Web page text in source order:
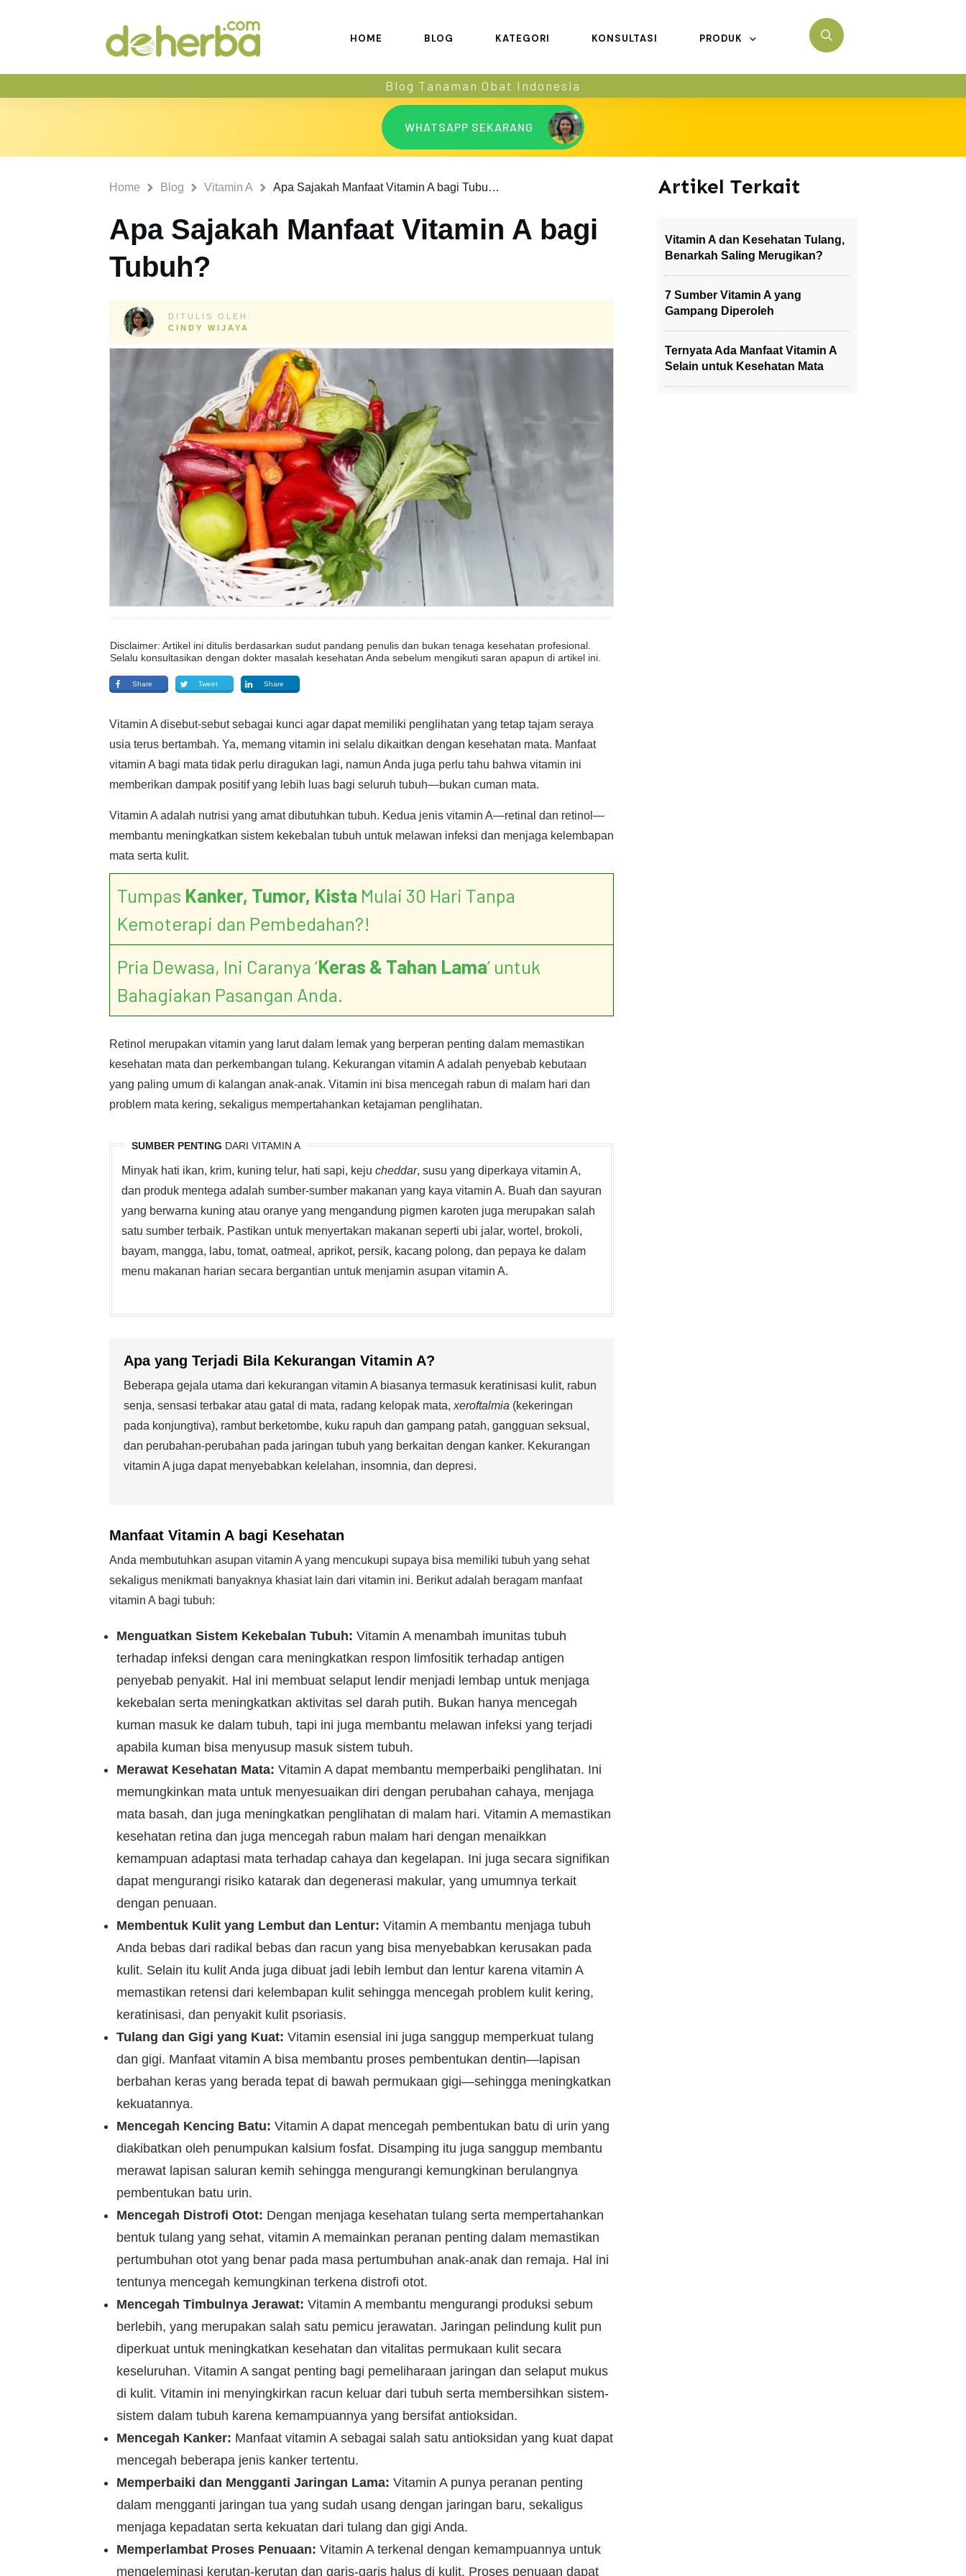
HOME BLOG KATEGORI KONSULTASI PRODUK
Blog Tanaman Obat Indonesia
WHATSAPP SEKARANG
Home Blog Vitamin A Apa Sajakah Manfaat Vitamin A bagi Tubuh?
Apa Sajakah Manfaat Vitamin A bagi
Tubuh?
DITULIS OLEH:
CINDY WIJAYA
Disclaimer: Artikel ini ditulis berdasarkan sudut pandang penulis dan bukan tenaga kesehatan profesional.
Selalu konsultasikan dengan dokter masalah kesehatan Anda sebelum mengikuti saran apapun di artikel ini.
Share Tweet Share
Vitamin A disebut-sebut sebagai kunci agar dapat memiliki penglihatan yang tetap tajam seraya
usia terus bertambah. Ya, memang vitamin ini selalu dikaitkan dengan kesehatan mata. Manfaat
vitamin A bagi mata tidak perlu diragukan lagi, namun Anda juga perlu tahu bahwa vitamin ini
memberikan dampak positif yang lebih luas bagi seluruh tubuh—bukan cuman mata.
Vitamin A adalah nutrisi yang amat dibutuhkan tubuh. Kedua jenis vitamin A—retinal dan retinol—
membantu meningkatkan sistem kekebalan tubuh untuk melawan infeksi dan menjaga kelembapan
mata serta kulit.
Tumpas Kanker, Tumor, Kista Mulai 30 Hari Tanpa
Kemoterapi dan Pembedahan?!
Pria Dewasa, Ini Caranya ‘Keras & Tahan Lama’ untuk
Bahagiakan Pasangan Anda.
Retinol merupakan vitamin yang larut dalam lemak yang berperan penting dalam memastikan
kesehatan mata dan perkembangan tulang. Kekurangan vitamin A adalah penyebab kebutaan
yang paling umum di kalangan anak-anak. Vitamin ini bisa mencegah rabun di malam hari dan
problem mata kering, sekaligus mempertahankan ketajaman penglihatan.
SUMBER PENTING DARI VITAMIN A
Minyak hati ikan, krim, kuning telur, hati sapi, keju cheddar, susu yang diperkaya vitamin A,
dan produk mentega adalah sumber-sumber makanan yang kaya vitamin A. Buah dan sayuran
yang berwarna kuning atau oranye yang mengandung pigmen karoten juga merupakan salah
satu sumber terbaik. Pastikan untuk menyertakan makanan seperti ubi jalar, wortel, brokoli,
bayam, mangga, labu, tomat, oatmeal, aprikot, persik, kacang polong, dan pepaya ke dalam
menu makanan harian secara bergantian untuk menjamin asupan vitamin A.
Apa yang Terjadi Bila Kekurangan Vitamin A?
Beberapa gejala utama dari kekurangan vitamin A biasanya termasuk keratinisasi kulit, rabun
senja, sensasi terbakar atau gatal di mata, radang kelopak mata, xeroftalmia (kekeringan
pada konjungtiva), rambut berketombe, kuku rapuh dan gampang patah, gangguan seksual,
dan perubahan-perubahan pada jaringan tubuh yang berkaitan dengan kanker. Kekurangan
vitamin A juga dapat menyebabkan kelelahan, insomnia, dan depresi.
Manfaat Vitamin A bagi Kesehatan
Anda membutuhkan asupan vitamin A yang mencukupi supaya bisa memiliki tubuh yang sehat
sekaligus menikmati banyaknya khasiat lain dari vitamin ini. Berikut adalah beragam manfaat
vitamin A bagi tubuh:
Menguatkan Sistem Kekebalan Tubuh: Vitamin A menambah imunitas tubuh
terhadap infeksi dengan cara meningkatkan respon limfositik terhadap antigen
penyebab penyakit. Hal ini membuat selaput lendir menjadi lembap untuk menjaga
kekebalan serta meningkatkan aktivitas sel darah putih. Bukan hanya mencegah
kuman masuk ke dalam tubuh, tapi ini juga membantu melawan infeksi yang terjadi
apabila kuman bisa menyusup masuk sistem tubuh.
Merawat Kesehatan Mata: Vitamin A dapat membantu memperbaiki penglihatan. Ini
memungkinkan mata untuk menyesuaikan diri dengan perubahan cahaya, menjaga
mata basah, dan juga meningkatkan penglihatan di malam hari. Vitamin A memastikan
kesehatan retina dan juga mencegah rabun malam hari dengan menaikkan
kemampuan adaptasi mata terhadap cahaya dan kegelapan. Ini juga secara signifikan
dapat mengurangi risiko katarak dan degenerasi makular, yang umumnya terkait
dengan penuaan.
Membentuk Kulit yang Lembut dan Lentur: Vitamin A membantu menjaga tubuh
Anda bebas dari radikal bebas dan racun yang bisa menyebabkan kerusakan pada
kulit. Selain itu kulit Anda juga dibuat jadi lebih lembut dan lentur karena vitamin A
memastikan retensi dari kelembapan kulit sehingga mencegah problem kulit kering,
keratinisasi, dan penyakit kulit psoriasis.
Tulang dan Gigi yang Kuat: Vitamin esensial ini juga sanggup memperkuat tulang
dan gigi. Manfaat vitamin A bisa membantu proses pembentukan dentin—lapisan
berbahan keras yang berada tepat di bawah permukaan gigi—sehingga meningkatkan
kekuatannya.
Mencegah Kencing Batu: Vitamin A dapat mencegah pembentukan batu di urin yang
diakibatkan oleh penumpukan kalsium fosfat. Disamping itu juga sanggup membantu
merawat lapisan saluran kemih sehingga mengurangi kemungkinan berulangnya
pembentukan batu urin.
Mencegah Distrofi Otot: Dengan menjaga kesehatan tulang serta mempertahankan
bentuk tulang yang sehat, vitamin A memainkan peranan penting dalam memastikan
pertumbuhan otot yang benar pada masa pertumbuhan anak-anak dan remaja. Hal ini
tentunya mencegah kemungkinan terkena distrofi otot.
Mencegah Timbulnya Jerawat: Vitamin A membantu mengurangi produksi sebum
berlebih, yang merupakan salah satu pemicu jerawatan. Jaringan pelindung kulit pun
diperkuat untuk meningkatkan kesehatan dan vitalitas permukaan kulit secara
keseluruhan. Vitamin A sangat penting bagi pemeliharaan jaringan dan selaput mukus
di kulit. Vitamin ini menyingkirkan racun keluar dari tubuh serta membersihkan sistem-
sistem dalam tubuh karena kemampuannya yang bersifat antioksidan.
Mencegah Kanker: Manfaat vitamin A sebagai salah satu antioksidan yang kuat dapat
mencegah beberapa jenis kanker tertentu.
Memperbaiki dan Mengganti Jaringan Lama: Vitamin A punya peranan penting
dalam mengganti jaringan tua yang sudah usang dengan jaringan baru, sekaligus
menjaga kepadatan serta kekuatan dari tulang dan gigi Anda.
Memperlambat Proses Penuaan: Vitamin A terkenal dengan kemampuannya untuk
mengeleminasi kerutan-kerutan dan garis-garis halus di kulit. Proses penuaan dapat
Artikel Terkait
Vitamin A dan Kesehatan Tulang,
Benarkah Saling Merugikan?
7 Sumber Vitamin A yang
Gampang Diperoleh
Ternyata Ada Manfaat Vitamin A
Selain untuk Kesehatan Mata